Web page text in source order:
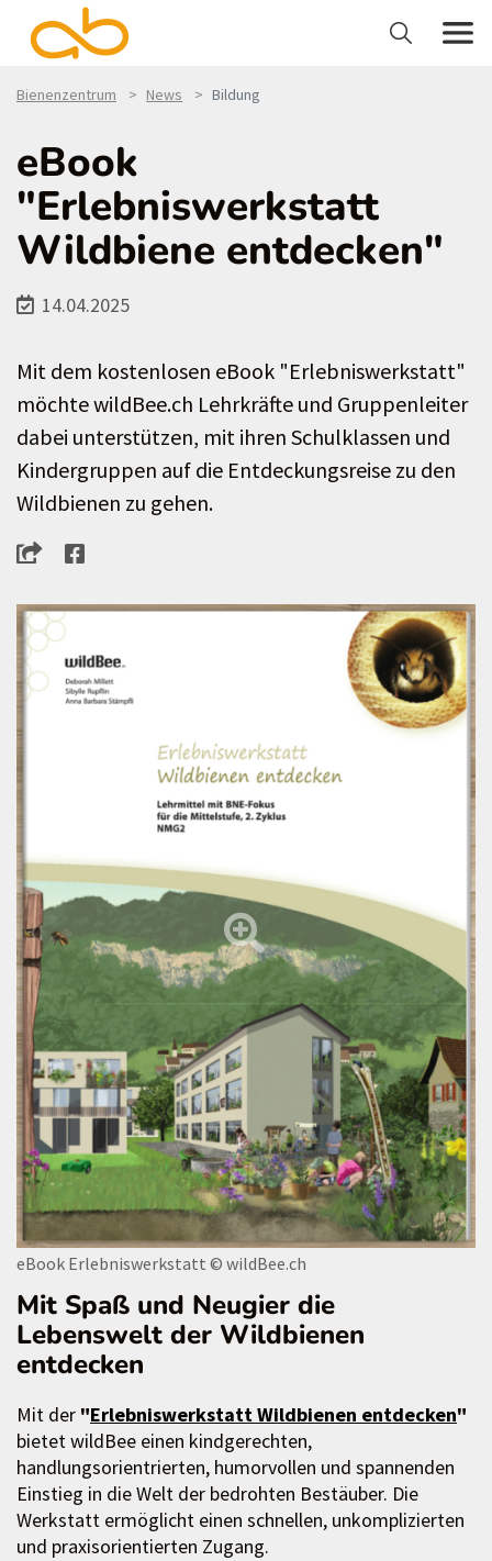
Bienenzentrum News Bildung
eBook
"Erlebniswerkstatt
Wildbiene entdecken"
14.04.2025
Mit dem kostenlosen eBook "Erlebniswerkstatt"
möchte wildBee.ch Lehrkräfte und Gruppenleiter
dabei unterstützen, mit ihren Schulklassen und
Kindergruppen auf die Entdeckungsreise zu den
Wildbienen zu gehen.
eBook Erlebniswerkstatt © wildBee.ch
Mit Spaß und Neugier die
Lebenswelt der Wildbienen
entdecken
Mit der "Erlebniswerkstatt Wildbienen entdecken"
bietet wildBee einen kindgerechten,
handlungsorientrierten, humorvollen und spannenden
Einstieg in die Welt der bedrohten Bestäuber. Die
Werkstatt ermöglicht einen schnellen, unkomplizierten
und praxisorientierten Zugang.